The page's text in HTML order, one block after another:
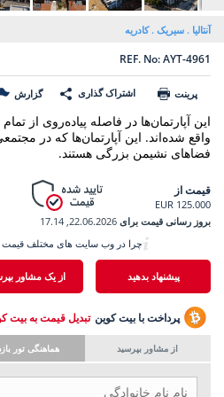
آنتالیا سیریک کادریه
REF. No: AYT-4961
پرینت اشتراک گذاری گزارش
این آپارتمان‌ها در فاصله پیاده‌روی از تمام
واقع شده‌اند. این آپارتمان‌ها که در
فضاهای نشیمن بزرگی هستند.
قیمت از
125.000 EUR
بروز رسانی قیمت برای 22.06.2026, 17.14
پیشنهاد بدهید از یک مشاور
چرا در وب سایت های مختلف قیمت
پرداخت با بیت کوین تبدیل قیمت به بیت
از مشاور بپرسید هماهنگی تور